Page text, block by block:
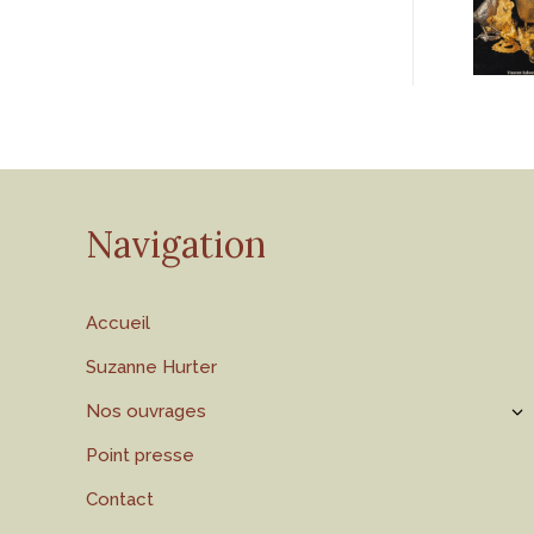
Navigation
Accueil
Suzanne Hurter
Nos ouvrages
Point presse
Contact